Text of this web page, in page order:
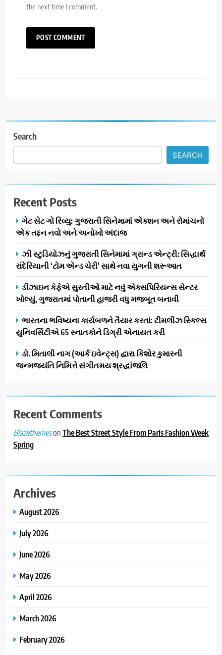
the next time I comment.
Search
SEARCH
Recent Posts
ગેટ સેટ ગો રિવ્યુ: ગુજરાતી સિનેમામાં એક્શન અને રોમાંચનો
એક તદ્દન નવો અને અનોખો અંદાજ
ઝી સ્ટુડિયોઝનું ગુજરાતી સિનેમામાં ગ્રાન્ડ એન્ટ્રી: સિદ્ધાર્થ
રાંદેરિયાની ‘ટોમ એન્ડ ચેરી’ સાથે નવા યુગની શરૂઆત
ડીઝાઇન કેફેએ સુરતીઓ માટે નવું એક્સપિરિયન્સ સેન્ટર
ખોલ્યું, ગુજરાતમાં પોતાની હાજરી વધુ મજબૂત બનાવી
ભારતના ભવિષ્યના કાર્યબળને તૈયાર કરતાં: ટીમલીઝ સ્કિલ્સ
યુનિવર્સિટીએ 65 સ્નાતકોને ડિગ્રી એનાયત કરી
ડો. મિતાલી નાગ (આર્ક ઇવેન્ટ્સ) દ્વારા કિશોર કુમારની
જન્મજયંતિ નિમિત્તે સંગીતમય શ્રદ્ધાંજલિ
Recent Comments
BlazethemesonThe Best Street Style From Paris Fashion Week
Spring
Archives
August 2026
July 2026
June 2026
May 2026
April 2026
March 2026
February 2026